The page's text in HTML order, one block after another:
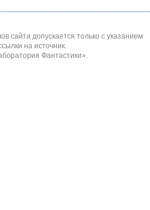
сайта допускается только с указанием
на источник.
Фантастики».